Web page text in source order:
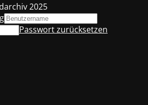
2025
Passwort zurücksetzen